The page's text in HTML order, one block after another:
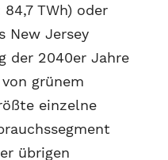
TWh) oder
New Jersey
der 2040er Jahre
grünem
einzelne
übrigen